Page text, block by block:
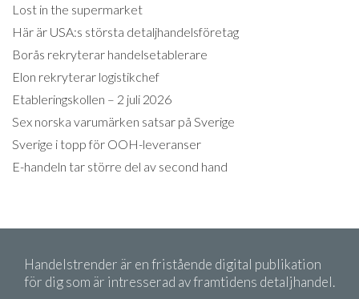
Lost in the supermarket
Här är USA:s största detaljhandelsföretag
Borås rekryterar handelsetablerare
Elon rekryterar logistikchef
Etableringskollen – 2 juli 2026
Sex norska varumärken satsar på Sverige
Sverige i topp för OOH-leveranser
E-handeln tar större del av second hand
Handelstrender är en fristående digital publikation
för dig som är intresserad av framtidens detaljhandel.